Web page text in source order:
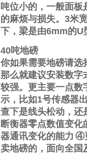
吨位小的，一般面板
的麻烦与损失。 3米
下，梁是由6mm的U
40吨地磅
你如果需要地磅请选
那么就建议安装数字
较强。更主要一点数
示，比如1号传感器
查下是线头松动，还
断衡器零点数值变化
器通讯变化的能力 ④
卖地磅的，面向全国